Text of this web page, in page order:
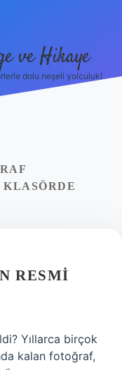
ve Hikaye
dolu neşeli yolculuk!
RESMI
Yıllarca birçok
kalan fotoğraf,